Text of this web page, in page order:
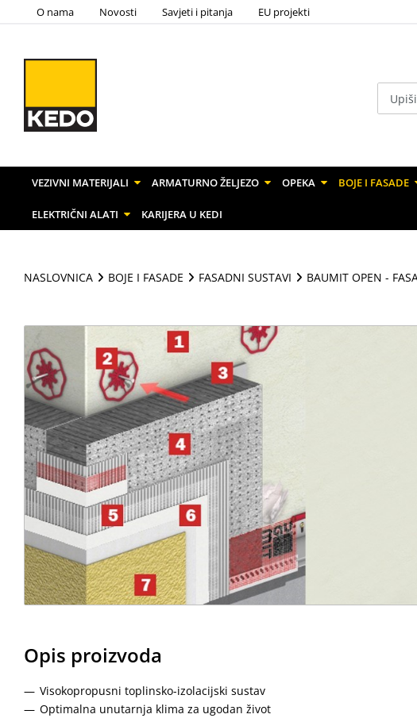
O nama Novosti Savjeti i pitanja EU projekti
VEZIVNI MATERIJALI ARMATURNO ŽELJEZO OPEKA BOJE I FASADE
ELEKTRIČNI ALATI KARIJERA U KEDI
NASLOVNICA BOJE I FASADE FASADNI SUSTAVI BAUMIT OPEN -
Opis proizvoda
Visokopropusni toplinsko-izolacijski sustav
Optimalna unutarnja klima za ugodan život